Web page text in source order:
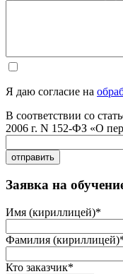
Я даю согласие на
В соответствии со
2006 г. N 152-ФЗ «О
отправить
Заявка на
Имя (кириллицей)*
Фамилия (кириллицей)
Кто заказчик*